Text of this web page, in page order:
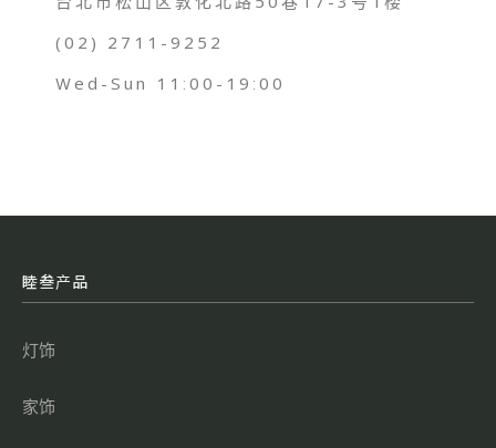
(02) 2711-9252
Wed-Sun 11:00-19:00
睦叁产品
灯饰
家饰